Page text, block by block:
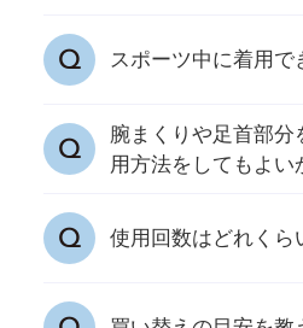
睡眠時もご着用いただ
スポーツ中に着用で
スポーツ時もご着用い
化があった場合、着用
腕まくりや足首部分
用方法をしてもよい
問題はございませんが
が理想の着用方法です。
使用回数はどれくら
特定の回数はございま